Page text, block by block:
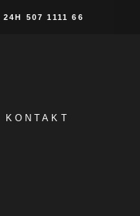
24H 507 1111 66
KONTAKT